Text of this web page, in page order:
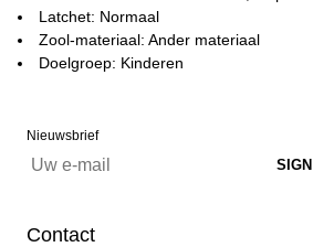
Latchet: Normaal
Zool-materiaal: Ander materiaal
Doelgroep: Kinderen
Nieuwsbrief
Contact